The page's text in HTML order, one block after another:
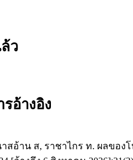
ว
อ้างอิง
สอ้าน ส, ราชาไกร ท. ผลของโ